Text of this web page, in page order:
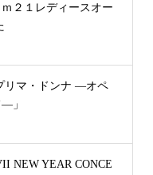
２１レディースオー
リマ・ドンナ —オペ
」
NEW YEAR CONCE